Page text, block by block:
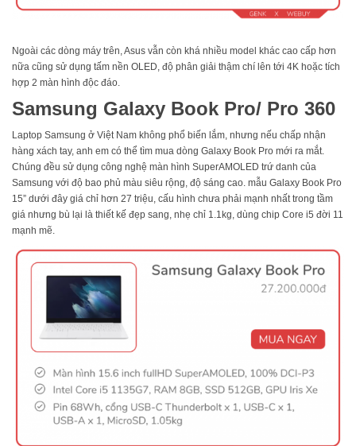
Ngoài các dòng máy trên, Asus vẫn còn khá nhiều model khác cao cấp hơn
nữa cũng sử dụng tấm nền OLED, độ phân giải thậm chí lên tới 4K hoặc tích
hợp 2 màn hình độc đáo.
Samsung Galaxy Book Pro/ Pro 360
Laptop Samsung ở Việt Nam không phổ biến lắm, nhưng nếu chấp nhận
hàng xách tay, anh em có thể tìm mua dòng Galaxy Book Pro mới ra mắt.
Chúng đều sử dụng công nghệ màn hình SuperAMOLED trứ danh của
Samsung với độ bao phủ màu siêu rộng, độ sáng cao. mẫu Galaxy Book Pro
15” dưới đây giá chỉ hơn 27 triệu, cấu hình chưa phải mạnh nhất trong tầm
giá nhưng bù lại là thiết kế đẹp sang, nhẹ chỉ 1.1kg, dùng chip Core i5 đời 11
mạnh mẽ.